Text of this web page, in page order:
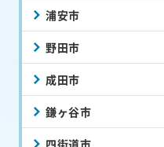
浦安市
野田市
成田市
鎌ヶ谷市
四街道市